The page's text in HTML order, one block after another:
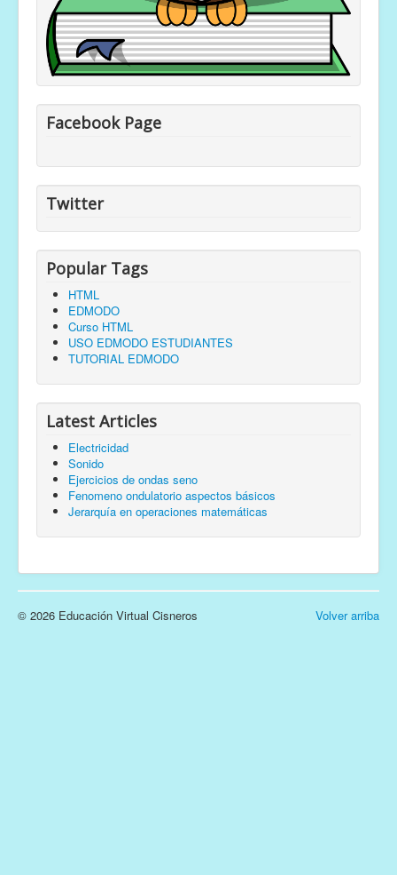
Facebook Page
Twitter
Popular Tags
HTML
EDMODO
Curso HTML
USO EDMODO ESTUDIANTES
TUTORIAL EDMODO
Latest Articles
Electricidad
Sonido
Ejercicios de ondas seno
Fenomeno ondulatorio aspectos básicos
Jerarquía en operaciones matemáticas
Volver arriba
© 2026 Educación Virtual Cisneros